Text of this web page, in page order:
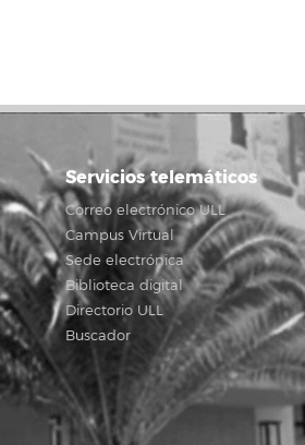
Servicios telemáticos
Correo electrónico ULL
Campus Virtual
Sede electrónica
Biblioteca digital
Directorio ULL
Buscador